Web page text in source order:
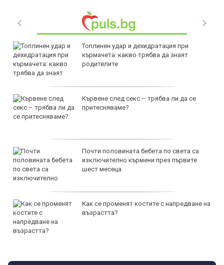
Топлинен удар и дехидратация при
кърмачета: какво трябва да знаят
родителите
Кървене след секс – трябва ли да се
притесняваме?
Почти половината бебета по света са
изключително кърмени през първите
шест месеца
Как се променят костите с напредване на
възрастта?